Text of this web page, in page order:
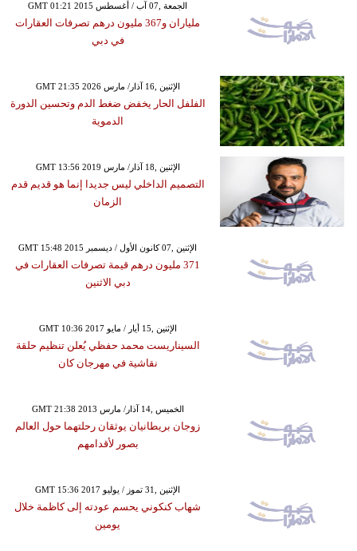
GMT 01:21 2015 الجمعة ,07 آب / أغسطس
ملياران و367 مليون درهم تصرفات العقارات
في دبي
GMT 21:35 2026 الإثنين ,16 آذار/ مارس
الفلفل الحار يخفض ضغط الدم وتحسين الدورة
الدموية
GMT 13:56 2019 الإثنين ,18 آذار/ مارس
التصميم الداخلي ليس جديدا إنما هو قديم قدم
الزمان
GMT 15:48 2015 الإثنين ,07 كانون الأول / ديسمبر
371 مليون درهم قيمة تصرفات العقارات في
دبي الاثنين
GMT 10:36 2017 الإثنين ,15 أيار / مايو
السيناريست محمد حفظي يُعلن تنظيم حلقة
نقاشية في مهرجان كان
GMT 21:38 2013 الخميس ,14 آذار/ مارس
زوجان بريطانيان يوثقان رحلتهما حول العالم
بصور لأقدامهم
GMT 15:36 2017 الإثنين ,31 تموز / يوليو
شهاب كنكوني يحسم عودته إلى كاظمة خلال
يومين